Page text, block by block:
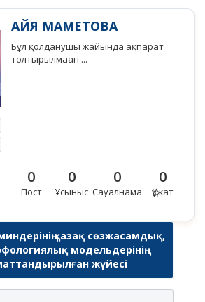
АЙЯ МАМЕТОВА
Бұл қолданушы жайында ақпарат
толтырылмаған ...
0
Пост
0
Ұсыныс
0
Сауалнама
0
Құжат
қазақ сөзжасамдық,
модельдерінің
жүйесі